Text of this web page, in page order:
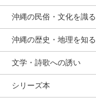
沖縄の民俗・文化を識る
沖縄の歴史・地理を知る
文学・詩歌への誘い
シリーズ本